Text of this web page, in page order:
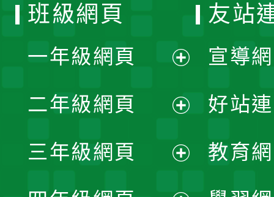
班級網頁
一年級網頁
開
選
單
二年級網頁
開
三年級網頁
友站
宣導
好站
教育